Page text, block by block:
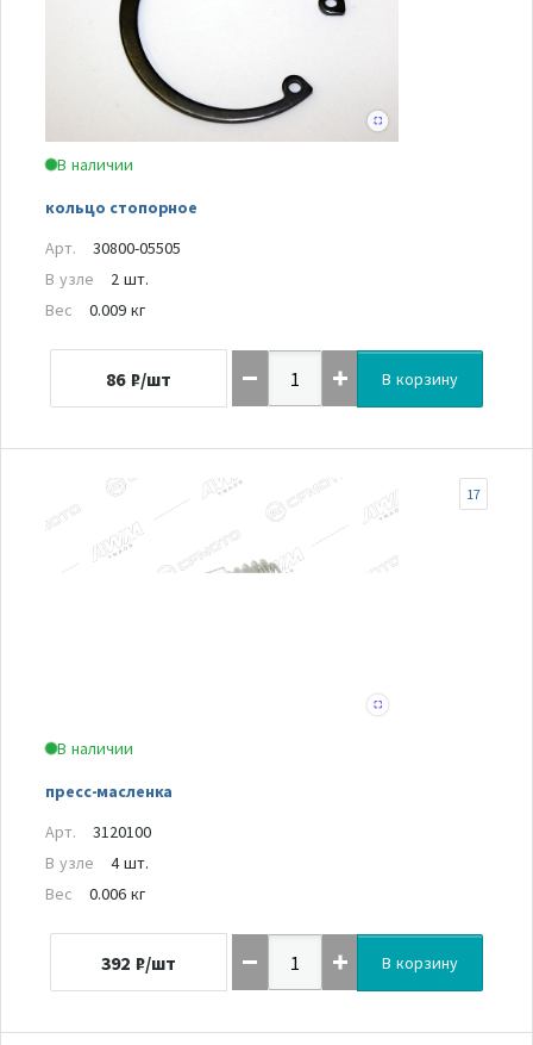
В наличии
кольцо стопорное
Арт.
30800-05505
В узле
2 шт.
Вес
0.009 кг
86 ₽/шт В корзину
В наличии
пресс-масленка
17
Арт.
3120100
В узле
4 шт.
Вес
0.006 кг
392 ₽/шт В корзину